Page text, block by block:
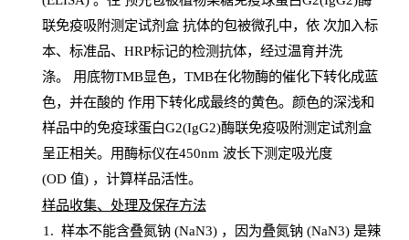
联免疫吸附测定试剂盒抗体的包被微孔中，依 次加入标
本、标准品、 HRP标记的检测抗体，经过温育并洗
涤。 用底物TMB显色， TMB在化物酶的催化下转化成蓝
色，并在酸的 作用下转化成最终的黄色。颜色的深浅和
样品中的免疫球蛋白G2(IgG2)酶联免疫吸附测定试剂盒
呈正相关。用酶标仪在450nm 波长下测定吸光度
(OD 值) ，计算样品活性。
样品收集、处理及保存方法
1 . 样本不能含叠氮钠(NaN3) ，因为叠氮钠 (NaN3) 是辣